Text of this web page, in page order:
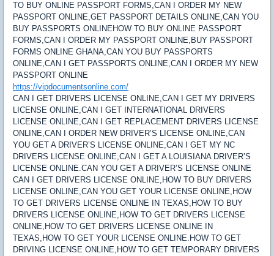
TO BUY ONLINE PASSPORT FORMS,CAN I ORDER MY NEW
PASSPORT ONLINE,GET PASSPORT DETAILS ONLINE,CAN YOU
BUY PASSPORTS ONLINEHOW TO BUY ONLINE PASSPORT
FORMS,CAN I ORDER MY PASSPORT ONLINE,BUY PASSPORT
FORMS ONLINE GHANA,CAN YOU BUY PASSPORTS
ONLINE,CAN I GET PASSPORTS ONLINE,CAN I ORDER MY NEW
PASSPORT ONLINE
https://vipdocumentsonline.com/
CAN I GET DRIVERS LICENSE ONLINE,CAN I GET MY DRIVERS
LICENSE ONLINE,CAN I GET INTERNATIONAL DRIVERS
LICENSE ONLINE,CAN I GET REPLACEMENT DRIVERS LICENSE
ONLINE,CAN I ORDER NEW DRIVER’S LICENSE ONLINE,CAN
YOU GET A DRIVER’S LICENSE ONLINE,CAN I GET MY NC
DRIVERS LICENSE ONLINE,CAN I GET A LOUISIANA DRIVER’S
LICENSE ONLINE.CAN YOU GET A DRIVER’S LICENSE ONLINE
CAN I GET DRIVERS LICENSE ONLINE,HOW TO BUY DRIVERS
LICENSE ONLINE,CAN YOU GET YOUR LICENSE ONLINE,HOW
TO GET DRIVERS LICENSE ONLINE IN TEXAS,HOW TO BUY
DRIVERS LICENSE ONLINE,HOW TO GET DRIVERS LICENSE
ONLINE,HOW TO GET DRIVERS LICENSE ONLINE IN
TEXAS,HOW TO GET YOUR LICENSE ONLINE.HOW TO GET
DRIVING LICENSE ONLINE,HOW TO GET TEMPORARY DRIVERS